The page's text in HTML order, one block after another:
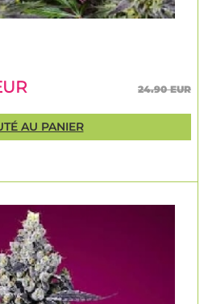
24.90 EUR
AU PANIER